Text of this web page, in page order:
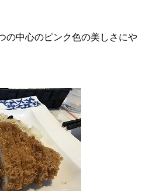
の中心のピンク色の美しさにや